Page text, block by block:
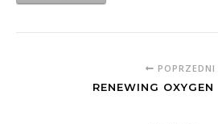
POPRZEDNI
RENEWING OXYGEN